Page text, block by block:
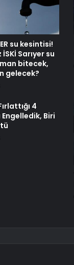
su kesintisi!
Sarıyer su
bitecek,
gelecek?
4
Engelledik, Biri